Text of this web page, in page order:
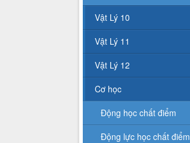
Vật Lý 10
Vật Lý 11
Vật Lý 12
Cơ học
Động học chất điểm
Động lực học chất điểm